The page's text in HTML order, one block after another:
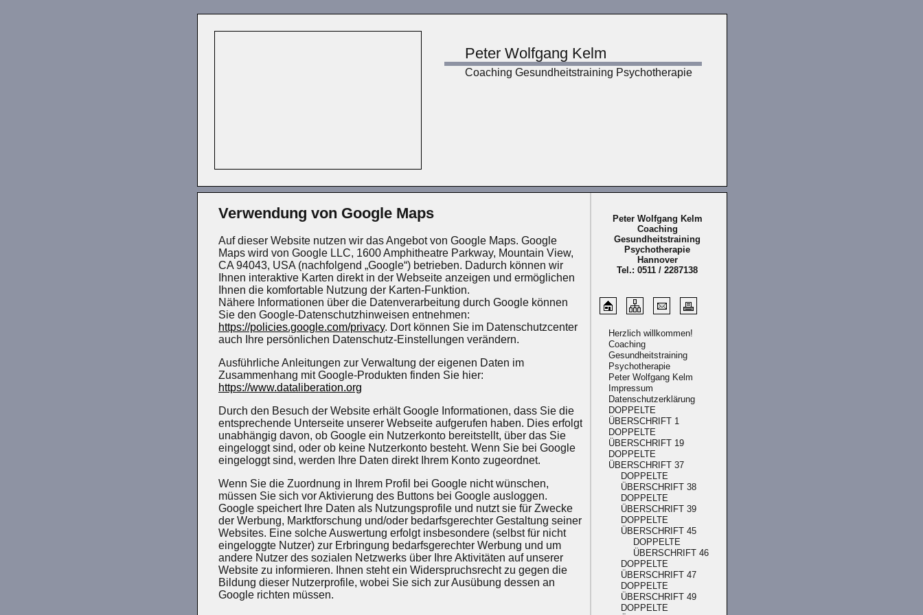
Peter Wolfgang Kelm
Coaching Gesundheitstraining Psychotherapie
Verwendung von Google Maps
Auf dieser Website nutzen wir das Angebot von Google Maps. Google
Maps wird von Google LLC, 1600 Amphitheatre Parkway, Mountain View,
CA 94043, USA (nachfolgend „Google“) betrieben. Dadurch können wir
Ihnen interaktive Karten direkt in der Webseite anzeigen und ermöglichen
Ihnen die komfortable Nutzung der Karten-Funktion.
Nähere Informationen über die Datenverarbeitung durch Google können
Sie den Google-Datenschutzhinweisen entnehmen:
https://policies.google.com/privacy. Dort können Sie im Datenschutzcenter
auch Ihre persönlichen Datenschutz-Einstellungen verändern.
Ausführliche Anleitungen zur Verwaltung der eigenen Daten im
Zusammenhang mit Google-Produkten finden Sie hier:
https://www.dataliberation.org
Durch den Besuch der Website erhält Google Informationen, dass Sie die
entsprechende Unterseite unserer Webseite aufgerufen haben. Dies erfolgt
unabhängig davon, ob Google ein Nutzerkonto bereitstellt, über das Sie
eingeloggt sind, oder ob keine Nutzerkonto besteht. Wenn Sie bei Google
eingeloggt sind, werden Ihre Daten direkt Ihrem Konto zugeordnet.
Wenn Sie die Zuordnung in Ihrem Profil bei Google nicht wünschen,
müssen Sie sich vor Aktivierung des Buttons bei Google ausloggen.
Google speichert Ihre Daten als Nutzungsprofile und nutzt sie für Zwecke
der Werbung, Marktforschung und/oder bedarfsgerechter Gestaltung seiner
Websites. Eine solche Auswertung erfolgt insbesondere (selbst für nicht
eingeloggte Nutzer) zur Erbringung bedarfsgerechter Werbung und um
andere Nutzer des sozialen Netzwerks über Ihre Aktivitäten auf unserer
Website zu informieren. Ihnen steht ein Widerspruchsrecht zu gegen die
Bildung dieser Nutzerprofile, wobei Sie sich zur Ausübung dessen an
Google richten müssen.
Peter Wolfgang Kelm
Coaching
Gesundheitstraining
Psychotherapie
Hannover
Tel.: 0511 / 2287138
Herzlich willkommen!
Coaching
Gesundheitstraining
Psychotherapie
Peter Wolfgang Kelm
Impressum
Datenschutzerklärung
DOPPELTE
ÜBERSCHRIFT 1
DOPPELTE
ÜBERSCHRIFT 19
DOPPELTE
ÜBERSCHRIFT 37
DOPPELTE
ÜBERSCHRIFT 38
DOPPELTE
ÜBERSCHRIFT 39
DOPPELTE
ÜBERSCHRIFT 45
DOPPELTE
ÜBERSCHRIFT 46
DOPPELTE
ÜBERSCHRIFT 47
DOPPELTE
ÜBERSCHRIFT 49
DOPPELTE